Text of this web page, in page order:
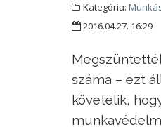
Kategória:
2016.04.27. 16:29
száma – ezt
követelik,